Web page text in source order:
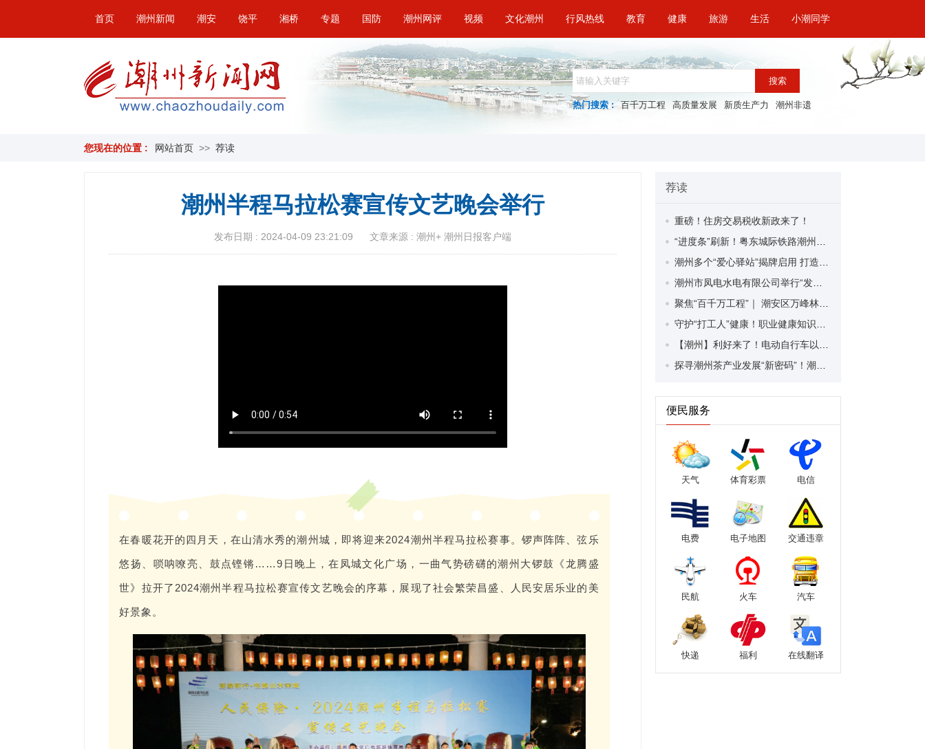
首页 潮州新闻 潮安 饶平 湘桥 专题 国防 潮州网评 视频 文化潮州 行风热线 教育 健康 旅游 生活 小潮同学
搜索
热门搜索 : 百千万工程 高质量发展 新质生产力 潮州非遗
您现在的位置 : 网站首页 >> 荐读
潮州半程马拉松赛宣传文艺晚会举行
发布日期 : 2024-04-09 23:21:09 文章来源 : 潮州+ 潮州日报客户端
在春暖花开的四月天，在山清水秀的潮州城，即将迎来2024潮州半程马拉松赛事。锣声阵阵、弦乐
悠扬、唢呐嘹亮、鼓点铿锵……9日晚上，在凤城文化广场，一曲气势磅礴的潮州大锣鼓《龙腾盛
世》拉开了2024潮州半程马拉松赛宣传文艺晚会的序幕，展现了社会繁荣昌盛、人民安居乐业的美
好景象。
荐读
重磅！住房交易税收新政来了！
便民服务
天气 体育彩票 电信
电费 电子地图 交通违章
民航 火车 汽车
快递 福利 在线翻译